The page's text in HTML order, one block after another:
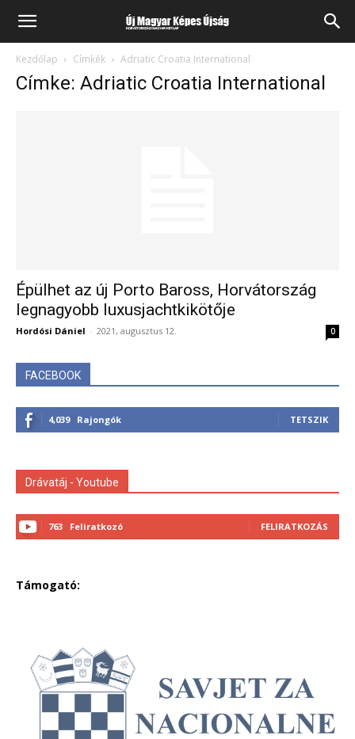
Kezdőlap Címkék Adriatic Croatia International
Címke: Adriatic Croatia International
Épülhet az új Porto Baross, Horvátország
legnagyobb luxusjachtkikötője
Hordósi Dániel - 2021, augusztus 12. 0
FACEBOOK
4,039 Rajongók TETSZIK
Drávatáj - Youtube
763 Feliratkozó FELIRATKOZÁS
Támogató: